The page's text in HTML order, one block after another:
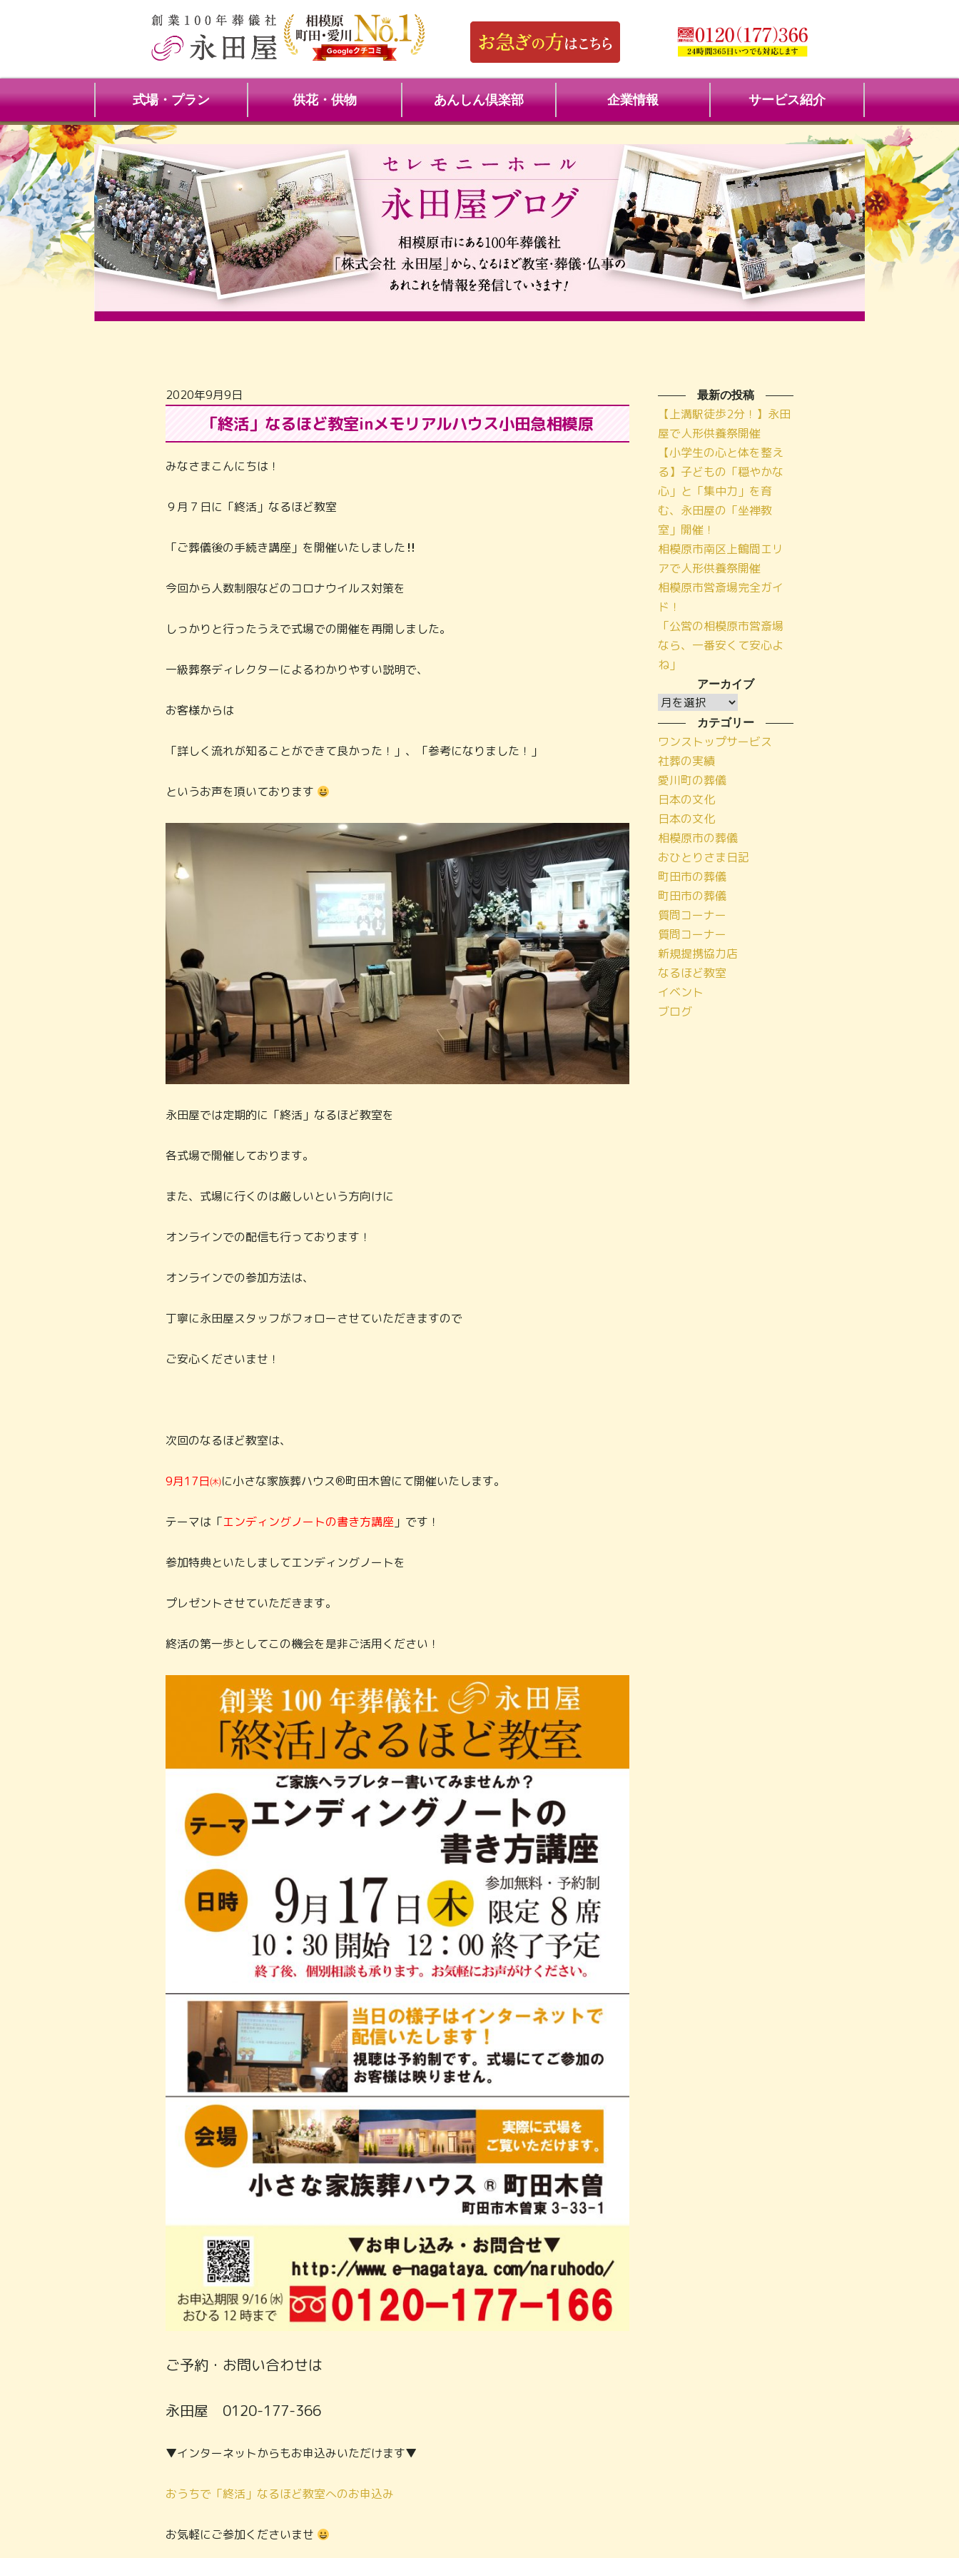
式場・プラン 供花・供物 あんしん倶楽部 企業情報 サービス紹介
2020年9月9日
「終活」なるほど教室inメモリアルハウス小田急相模原
みなさまこんにちは！
９月７日に「終活」なるほど教室
「ご葬儀後の手続き講座」を開催いたしました ‼
今回から人数制限などのコロナウイルス対策を
しっかりと行ったうえで式場での開催を再開しました。
一級葬祭ディレクターによるわかりやすい説明で、
お客様からは
「詳しく流れが知ることができて良かった！」、「参考になりました！」
というお声を頂いております
永田屋では定期的に「終活」なるほど教室を
各式場で開催しております。
また、式場に行くのは厳しいという方向けに
オンラインでの配信も行っております！
オンラインでの参加方法は、
丁寧に永田屋スタッフがフォローさせていただきますので
ご安心くださいませ！
次回のなるほど教室は、
9月17日㈭に小さな家族葬ハウス®町田木曽にて開催いたします。
テーマは「エンディングノートの書き方講座 」です！
参加特典といたしましてエンディングノートを
プレゼントさせていただきます。
終活の第一歩としてこの機会を是非ご活用ください！
ご予約・お問い合わせは
永田屋 0120-177-366
▼インターネットからもお申込みいただけます▼
おうちで「終活」なるほど教室へのお申込み
お気軽にご参加くださいませ
最新の投稿
【上溝駅徒歩2分！】永田
屋で人形供養祭開催
【小学生の心と体を整え
る】子どもの「穏やかな
心」と「集中力」を育
む、永田屋の「坐禅教
室」開催！
相模原市南区上鶴間エリ
アで人形供養祭開催
相模原市営斎場完全ガイ
ド！
「公営の相模原市営斎場
なら、一番安くて安心よ
ね」
アーカイブ
ア
ー
カ
イ
ブ
カテゴリー
ワンストップサービス
社葬の実績
愛川町の葬儀
日本の文化
日本の文化
相模原市の葬儀
おひとりさま日記
町田市の葬儀
町田市の葬儀
質問コーナー
質問コーナー
新規提携協力店
なるほど教室
イベント
ブログ